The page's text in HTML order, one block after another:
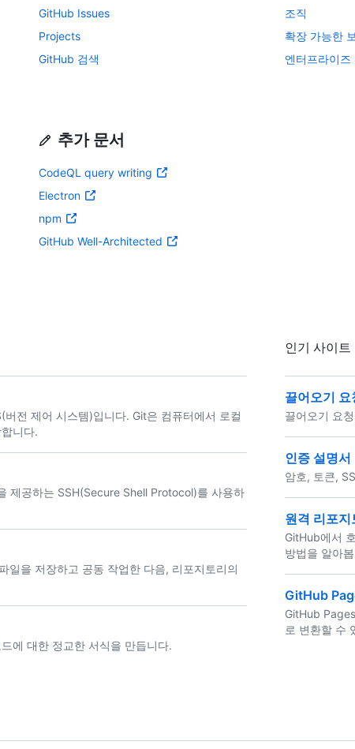
GitHub Issues
Projects
GitHub 검색
조직
확장 가능한
엔터프라이즈
추가 문서
CodeQL query writing
Electron
npm
GitHub Well-Architected
전 제어 시스템)입니다. Git은 컴퓨터에서 로컬
니다.
제공하는 SSH(Secure Shell Protocol)를 사용하
일을 저장하고 공동 작업한 다음, 리포지토리의
에 대한 정교한 서식을 만듭니다.
인기 사이트
끌어오기 요
끌어오기 요
인증 설명서
암호, 토큰,
원격 리포지
GitHub에서
방법을 알아
GitHub
GitHub
로 변환할 수